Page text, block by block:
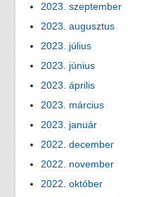
2023. szeptember
2023. augusztus
2023. július
2023. június
2023. április
2023. március
2023. január
2022. december
2022. november
2022. október